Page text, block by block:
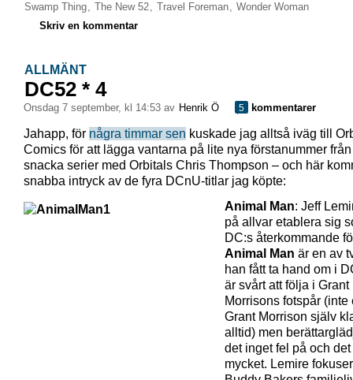
Swamp Thing, The New 52, Travel Foreman, Wonder Woman
Skriv en kommentar
ALLMÄNT
DC52 * 4
onsdag 7 september, kl 14:53 av Henrik Ö 5 kommentarer
Jahapp, för några timmar sen kuskade jag alltså iväg till
Comics för att lägga vantarna på lite nya förstanummer
snacka serier med Orbitals Chris Thompson – och här
snabba intryck av de fyra DCnU-titlar jag köpte:
Animal Man: Jeff
på allvar etablera sig
DC:s återkommande
Animal Man är en av
han fått ta hand om i
är svårt att följa i Grant
Morrisons fotspår (inte
Grant Morrison själv
alltid) men
det inget fel på och det
mycket. Lemire